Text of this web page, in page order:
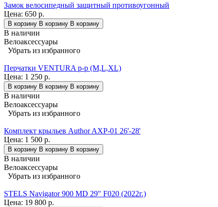
Замок велосипедный защитный противоугонный
Цена: 650 р.
В корзину В корзину В корзину
В наличии
Велоаксессуары
Убрать из избранного
Перчатки VENTURA p-p (M,L,XL)
Цена: 1 250 р.
В корзину В корзину В корзину
В наличии
Велоаксессуары
Убрать из избранного
Комплект крыльев Author AXP-01 26'-28'
Цена: 1 500 р.
В корзину В корзину В корзину
В наличии
Велоаксессуары
Убрать из избранного
STELS Navigator 900 MD 29" F020 (2022г.)
Цена: 19 800 р.